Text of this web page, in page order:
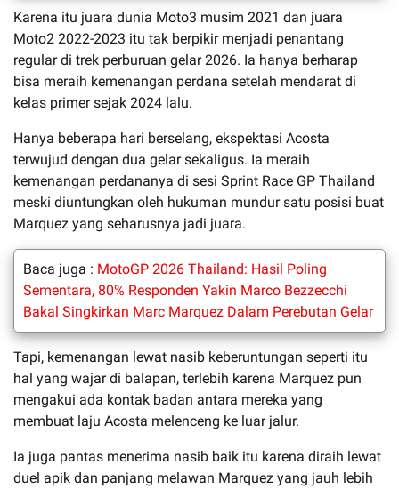
Karena itu juara dunia Moto3 musim 2021 dan juara
Moto2 2022-2023 itu tak berpikir menjadi penantang
regular di trek perburuan gelar 2026. Ia hanya berharap
bisa meraih kemenangan perdana setelah mendarat di
kelas primer sejak 2024 lalu.
Hanya beberapa hari berselang, ekspektasi Acosta
terwujud dengan dua gelar sekaligus. Ia meraih
kemenangan perdananya di sesi Sprint Race GP Thailand
meski diuntungkan oleh hukuman mundur satu posisi buat
Marquez yang seharusnya jadi juara.
Baca juga : MotoGP 2026 Thailand: Hasil Poling
Sementara, 80% Responden Yakin Marco Bezzecchi
Bakal Singkirkan Marc Marquez Dalam Perebutan Gelar
Tapi, kemenangan lewat nasib keberuntungan seperti itu
hal yang wajar di balapan, terlebih karena Marquez pun
mengakui ada kontak badan antara mereka yang
membuat laju Acosta melenceng ke luar jalur.
Ia juga pantas menerima nasib baik itu karena diraih lewat
duel apik dan panjang melawan Marquez yang jauh lebih